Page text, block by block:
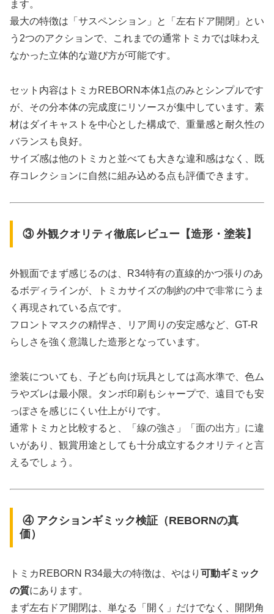
ます。
最大の特徴は「サスペンション」と「左右ドア開閉」とい
う2つのアクションで、これまでの通常トミカでは味わえ
なかった立体的な遊び方が可能です。
セット内容はトミカREBORN本体1点のみとシンプルです
が、その分本体の完成度にリソースが集中しています。素
材はダイキャストを中心とした構成で、重量感と耐久性の
バランスも良好。
サイズ感は他のトミカと並べても大きな違和感はなく、既
存コレクションに自然に組み込める点も評価できます。
③ 外観クオリティ徹底レビュー【造形・塗装】
外観面でまず感じるのは、R34特有の直線的かつ張りのあ
るボディラインが、トミカサイズの制約の中で非常にうま
く再現されている点です。
フロントマスクの精悍さ、リア周りの安定感など、GT-R
らしさを強く意識した造形となっています。
塗装についても、子ども向け玩具としては高水準で、色ム
ラやズレは最小限。タンポ印刷もシャープで、遠目でも安
っぽさを感じにくい仕上がりです。
通常トミカと比較すると、「線の強さ」「面の出方」に違
いがあり、観賞用途としても十分成立するクオリティと言
えるでしょう。
④ アクションギミック検証（REBORNの真
価）
トミカREBORN R34最大の特徴は、やはり 可動ギミック
の質にあります。
まず左右ドア開閉は、単なる「開く」だけでなく、開閉角